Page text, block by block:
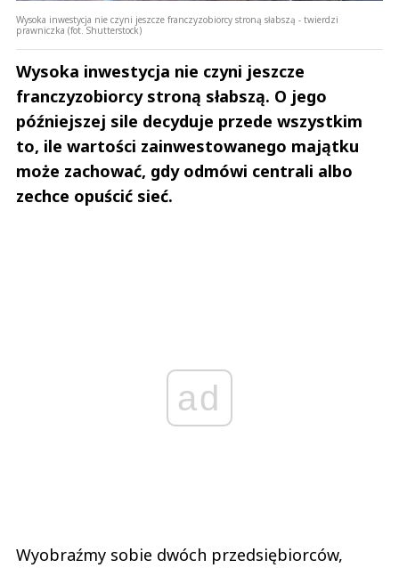
Wysoka inwestycja nie czyni jeszcze franczyzobiorcy stroną słabszą - twierdzi
prawniczka (fot. Shutterstock)
Wysoka inwestycja nie czyni jeszcze
franczyzobiorcy stroną słabszą. O jego
późniejszej sile decyduje przede wszystkim
to, ile wartości zainwestowanego majątku
może zachować, gdy odmówi centrali albo
zechce opuścić sieć.
ad
Wyobraźmy sobie dwóch przedsiębiorców,